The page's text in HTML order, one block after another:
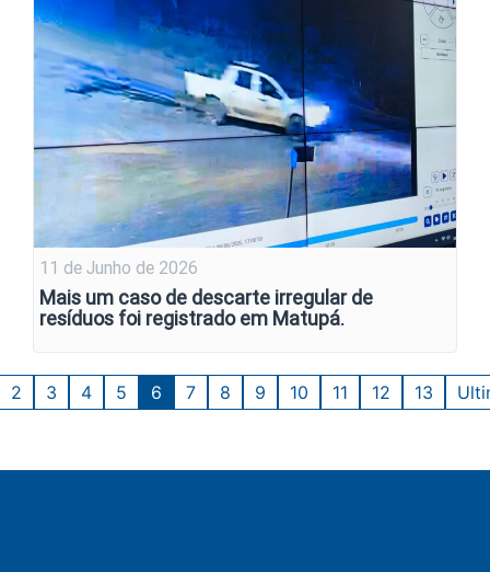
11 de Junho de 2026
Mais um caso de descarte irregular de
resíduos foi registrado em Matupá.
2 3 4 5 6 7 8 9 10 11 12 13